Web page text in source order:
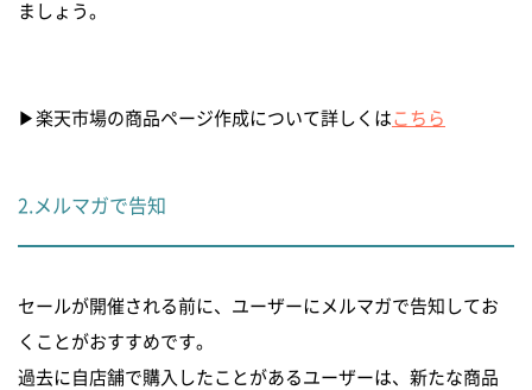
ましょう。
▶︎楽天市場の商品ページ作成について詳しくは こちら
2.メルマガで告知
セールが開催される前に、ユーザーにメルマガで告知してお
くことがおすすめです。
過去に自店舗で購入したことがあるユーザーは、新たな商品